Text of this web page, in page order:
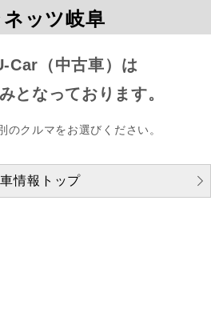
ネッツ岐阜
Car（中古車）は
となっております。
のクルマをお選びください。
情報トップ